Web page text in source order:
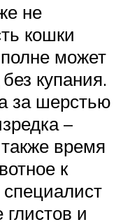
не
кошки
может
купания.
за шерстью
–
время
к
и